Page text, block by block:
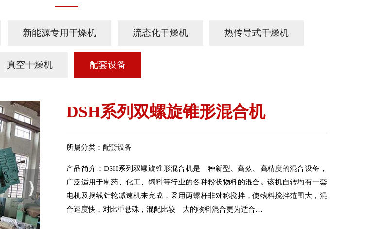
新能源专用干燥机 流态化干燥机 热传导式干燥机
真空干燥机 配套设备
DSH系列双螺旋锥形混合机
所属分类： 配套设备
产品简介：DSH系列双螺旋锥形混合机是一种新型、高效、高精度的混合设备，
广泛适用于制药、化工、饲料等行业的各种粉状物料的混合。该机自转均有一套
电机及摆线针轮减速机来完成，采用两螺杆非对称搅拌，使物料搅拌范围大，混
合速度快，对比重悬殊，混配比较 大的物料混合更为适合…